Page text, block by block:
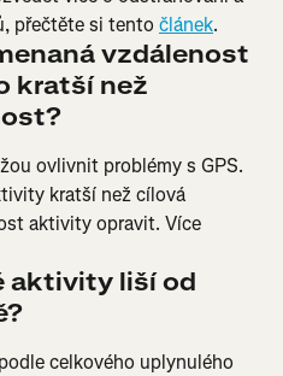
přečtěte si tento článek.
vzdálenost
kratší než
ovlivnit problémy s GPS.
kratší než cílová
aktivity opravit. Více
aktivity liší od
celkového uplynulého